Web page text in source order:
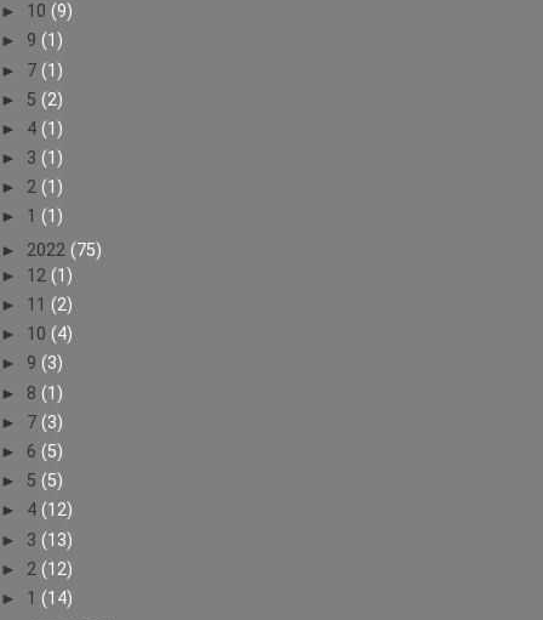
► 10 (9)
► 9 (1)
► 7 (1)
► 5 (2)
► 4 (1)
► 3 (1)
► 2 (1)
► 1 (1)
► 2022 (75)
► 12 (1)
► 11 (2)
► 10 (4)
► 9 (3)
► 8 (1)
► 7 (3)
► 6 (5)
► 5 (5)
► 4 (12)
► 3 (13)
► 2 (12)
► 1 (14)